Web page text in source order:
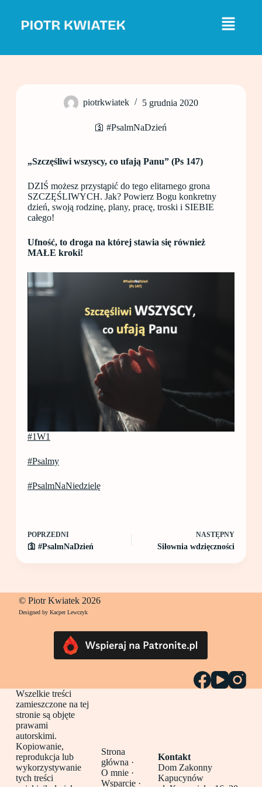
j
piotrkwiatek 5 grudnia 2020
🛐 #PsalmNaDzień
„Szczęśliwi wszyscy, co ufają Panu” (Ps 147)
DZIŚ możesz przystąpić do tego elitarnego grona
SZCZĘŚLIWYCH. Jak? Powierz Bogu konkretny
dzień, swoją rodzinę, plany, pracę, troski i SIEBIE
całego!
Ufność, to droga na której stawia się również
MAŁE kroki!
#1W1
#Psalmy
#PsalmNaNiedzielę
POPRZEDNI
🛐 #PsalmNaDzień
NASTĘPNY
Siłownia wdzięczności
© Piotr Kwiatek 2026
Designed by Kacper Lewczyk
Wszelkie treści
zamieszczone na tej
stronie są objęte
prawami
autorskimi.
Kopiowanie,
reprodukcja lub
wykorzystywanie
tych treści
Strona
główna ·
O mnie ·
Wsparcie ·
Kontakt
Dom Zakonny
Kapucynów